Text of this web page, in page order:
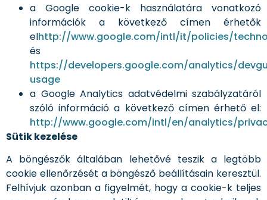
a Google cookie-k használatára vonatkozó
információk a következő címen érhetők
elhttp://www.google.com/intl/it/policies/
és
https://developers.google.com/analytics/
usage
a Google Analytics adatvédelmi szabályzatáról
szóló információ a következő címen érhető el:
http://www.google.com/intl/en/analytics/
Sütik kezelése
A böngészők általában lehetővé teszik a legtöbb
cookie ellenőrzését a böngésző beállításain keresztül.
Felhívjuk azonban a figyelmét, hogy a cookie-k teljes